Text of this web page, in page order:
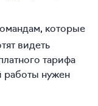
которые
видеть
тарифа
работы нужен